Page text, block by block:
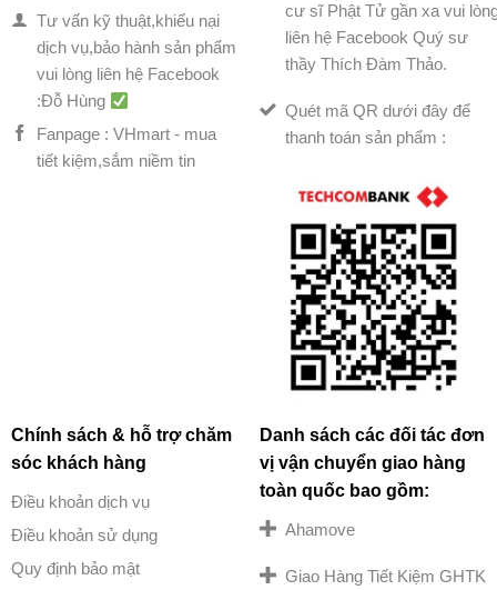
Tư vấn kỹ thuật,khiếu nại
dịch vụ,bảo hành sản phẩm
vui lòng liên hệ Facebook
:Đỗ Hùng
Fanpage : VHmart - mua
tiết kiệm,sắm niềm tin
cư sĩ Phật Tử gần xa vui
liên hệ Facebook Quý sư
thầy Thích Đàm Thảo.
Quét mã QR dưới đây để
thanh toán sản phẩm :
Chính sách & hỗ trợ chăm
sóc khách hàng
Điều khoản dịch vụ
Điều khoản sử dụng
Quy định bảo mật
Danh sách các đối tác đơn
vị vận chuyển giao hàng
toàn quốc bao gồm:
Ahamove
Giao Hàng Tiết Kiệm GHTK